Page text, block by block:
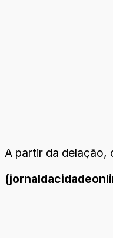
A partir da delação,